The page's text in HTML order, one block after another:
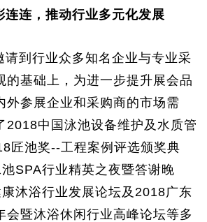
连连，推动行业多元化发展
请到行业众多知名企业与专业采
的基础上，为进一步提升展会品
外参展企业和采购商的市场需
2018中国泳池设备维护及水质管
匠池奖--工程案例评选颁奖典
SPA行业精英之夜暨答谢晚
沐浴行业发展论坛及2018广东
会暨沐浴休闲行业高峰论坛等多